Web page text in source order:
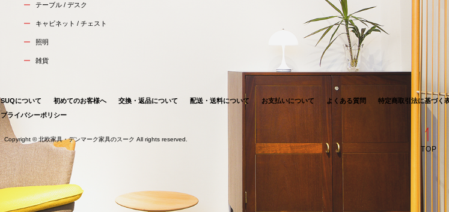
テーブル / デスク
キャビネット / チェスト
照明
雑貨
SUQについて 初めてのお客様へ 交換・返品について 配送・送料について お支払いについて よくある質問
特定商取引法に基づく
プライバシーポリシー
Copyright ©北欧家具・デンマーク家具のスーク All rights reserved.